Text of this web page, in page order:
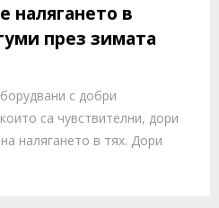
налягането в
през зимата
с добри
са чувствителни, дори
налягането в тях. Дори